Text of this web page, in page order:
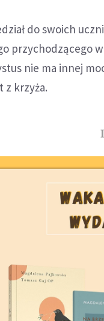
do swoich
przychodzącego
nie ma innej
z krzyża.